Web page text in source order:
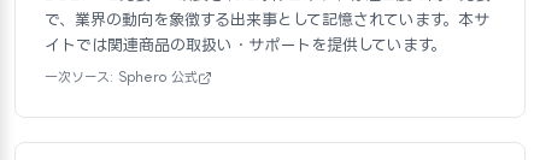
で、業界の動向を象徴する出来事として記憶されています。本サ
イトでは関連商品の取扱い・サポートを提供しています。
一次ソース: Sphero 公式